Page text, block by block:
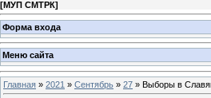
[МУП СМТРК]
Форма входа
Меню сайта
Главная » 2021 » Сентябрь » 27 » Выборы в